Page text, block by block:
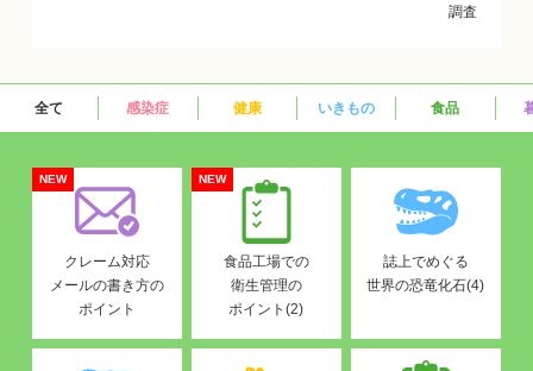
調査
全て 感染症 健康 いきもの 食品
NEW
クレーム対応
メールの書き方の
ポイント
NEW
食品工場での
衛生管理の
ポイント(2)
誌上でめぐる
世界の恐竜化石(4)